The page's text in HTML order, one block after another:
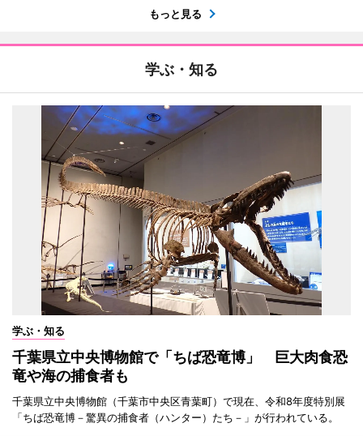
もっと見る
学ぶ・知る
学ぶ・知る
千葉県立中央博物館で「ちば恐竜博」 巨大肉食恐
竜や海の捕食者も
千葉県立中央博物館（千葉市中央区青葉町）で現在、令和8年度特別展
「ちば恐竜博－驚異の捕食者（ハンター）たち－」が行われている。